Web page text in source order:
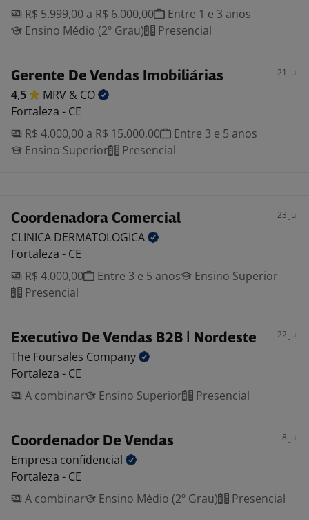
R$ 5.999,00 a R$ 6.000,00
Entre 1 e 3 anos
Ensino Médio (2º Grau)
Presencial
Gerente De Vendas Imobiliárias 21 jul
4,5 MRV & CO
Fortaleza - CE
R$ 4.000,00 a R$ 15.000,00
Entre 3 e 5 anos
Ensino Superior
Presencial
Coordenadora Comercial 23 jul
CLINICA DERMATOLOGICA
Fortaleza - CE
R$ 4.000,00
Entre 3 e 5 anos
Ensino Superior
Presencial
Executivo De Vendas B2B | Nordeste 22 jul
The Foursales Company
Fortaleza - CE
A combinar
Ensino Superior Presencial
Coordenador De Vendas 8 jul
Empresa confidencial
Fortaleza - CE
A combinar
Ensino Médio (2º Grau) Presencial